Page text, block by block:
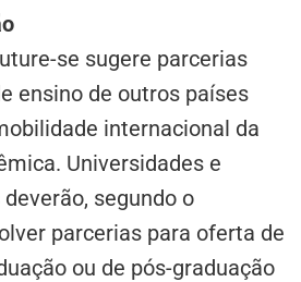
se sugere parcerias
ensino de outros países
internacional da
Universidades e
segundo o
parcerias para oferta de
ou de pós-graduação